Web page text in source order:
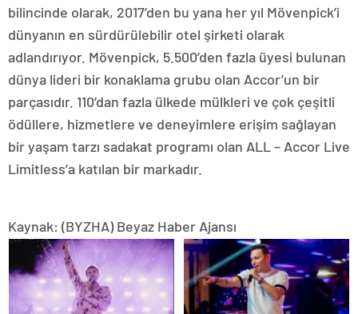
bilincinde olarak, 2017’den bu yana her yıl Mövenpick’i
dünyanın en sürdürülebilir otel şirketi olarak
adlandırıyor. Mövenpick, 5.500’den fazla üyesi bulunan
dünya lideri bir konaklama grubu olan Accor’un bir
parçasıdır. 110’dan fazla ülkede mülkleri ve çok çeşitli
ödüllere, hizmetlere ve deneyimlere erişim sağlayan
bir yaşam tarzı sadakat programı olan ALL – Accor Live
Limitless’a katılan bir markadır.
Kaynak: (BYZHA) Beyaz Haber Ajansı